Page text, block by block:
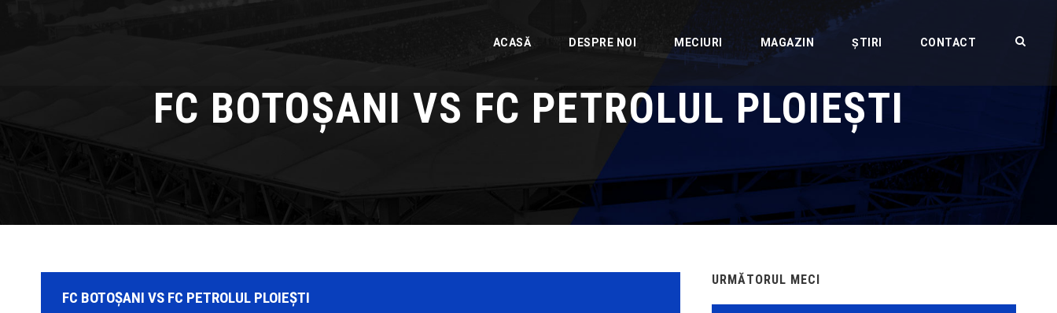
ACASĂ DESPRE NOI MECIURI MAGAZIN ȘTIRI CONTACT
FC BOTOȘANI VS FC PETROLUL PLOIEȘTI
FC BOTOȘANI VS FC PETROLUL PLOIEȘTI
URMĂTORUL MECI